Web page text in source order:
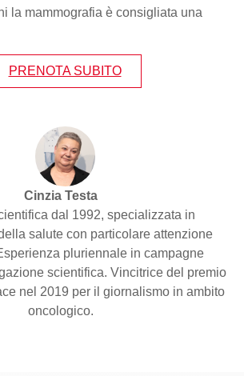
la mammografia è consigliata una
PRENOTA SUBITO
Cinzia Testa
dal 1992, specializzata in
salute con particolare attenzione
pluriennale in campagne
scientifica. Vincitrice del premio
nel 2019 per il giornalismo in ambito
oncologico.